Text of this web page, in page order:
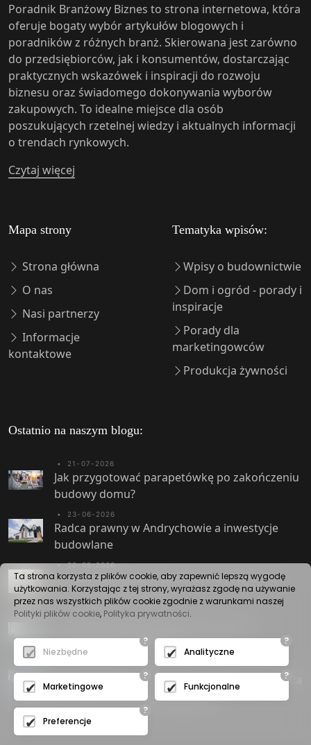
Poradnik Branżowy Biznes to strona internetowa, która
oferuje bogaty wybór artykułów blogowych i
poradników z różnych branż. Skierowana jest zarówno
do przedsiębiorców, jak i konsumentów, dostarczając
praktycznych wskazówek i inspiracji do rozwoju
biznesu oraz świadomego dokonywania wyborów
zakupowych. To idealne miejsce dla osób
poszukujących rzetelnej wiedzy i aktualnych informacji
o trendach rynkowych.
Czytaj więcej
Mapa strony
Strona główna
O nas
Nasi partnerzy
Informacje
kontaktowe
Tematyka wpisów:
Wpisy o budownictwie
Dom i ogród - porady i
inspiracje
Porady dla
marketingowców
Produkcja żywności
Ostatnio na naszym blogu:
• 21-07-2026
Jak przygotować parapetówkę po zakończeniu
budowy domu?
• 23-06-2026
Radca prawny w Andrychowie a inwestycje
budowlane
• 22-05-2026
Schody kamienne w przestrzeni prywatnej i
użyteczności publicznej
• 30-04-2026
konstrukcji żelbetowych
• 29-04-2026
Istota elektrolitycznego nakładania cynku i rola
zabezpieczeń antykorozyjnych
Ta strona korzysta z plików cookie, aby zapewnić lepszą wygodę
użytkowania. Korzystając z tej strony, wyrażasz zgodę na używanie
przez nas wszystkich plików cookie zgodnie z warunkami naszej
Polityki plików cookie, Polityka prywatności.
?
Niezbędne
?
Analityczne
?
Marketingowe
?
Funkcjonalne
?
Preferencje